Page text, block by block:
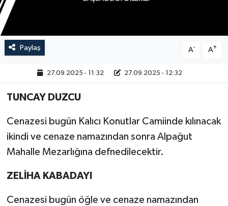
Paylaş A- A+
27.09.2025 - 11:32 27.09.2025 - 12:32
TUNCAY DUZCU
Cenazesi bugün Kalıcı Konutlar Camiinde kılınacak
ikindi ve cenaze namazından sonra Alpağut
Mahalle Mezarlığına defnedilecektir.
ZELİHA KABADAYI
Cenazesi bugün öğle ve cenaze namazından